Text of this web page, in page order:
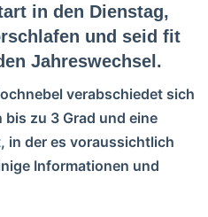
in den Dienstag,
und seid fit
Jahreswechsel.
verabschiedet sich
zu 3 Grad und eine
in der es voraussichtlich
Informationen und